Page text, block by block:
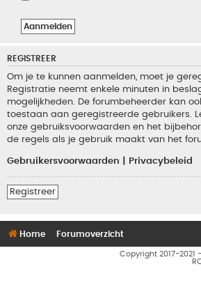
REGISTREER
Om je te kunnen aanmelden, moet je
Registratie neemt enkele minuten in
mogelijkheden. De forumbeheerder kan
toestaan aan geregistreerde gebruikers.
onze gebruiksvoorwaarden en het
de regels als je gebruik maakt van het
Gebruikersvoorwaarden Privacybeleid
Registreer
Home Forumoverzicht
Copyright 2017-2021